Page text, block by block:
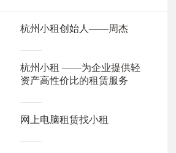
杭州小租创始人——周杰
杭州小租 ——为企业提供轻
资产高性价比的租赁服务
网上电脑租赁找小租